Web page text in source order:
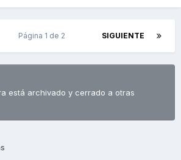
SIGUIENTE
Página 1 de 2
está archivado y cerrado a otras